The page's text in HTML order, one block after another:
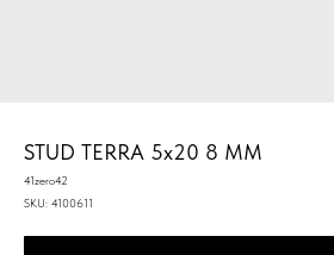
STUD TERRA 5x20 8 MM
41zero42
SKU: 4100611